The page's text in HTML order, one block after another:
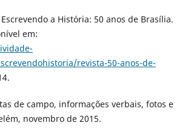
Escrevendo a História: 50 anos de Brasília.
em:
revista-50-anos-de-
de campo, informações verbais, fotos e
novembro de 2015.